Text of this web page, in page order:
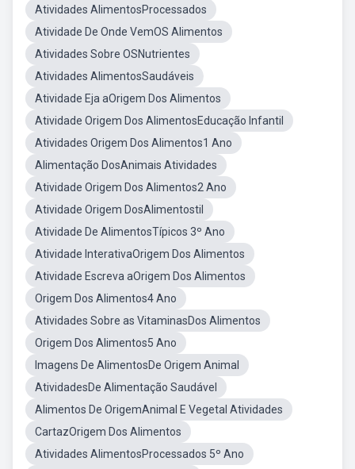
Atividades AlimentosProcessados
Atividade De Onde VemOS Alimentos
Atividades Sobre OSNutrientes
Atividades AlimentosSaudáveis
Atividade Eja aOrigem Dos Alimentos
Atividade Origem Dos AlimentosEducação Infantil
Atividades Origem Dos Alimentos1 Ano
Alimentação DosAnimais Atividades
Atividade Origem Dos Alimentos2 Ano
Atividade Origem DosAlimentostil
Atividade De AlimentosTípicos 3º Ano
Atividade InterativaOrigem Dos Alimentos
Atividade Escreva aOrigem Dos Alimentos
Origem Dos Alimentos4 Ano
Atividades Sobre as VitaminasDos Alimentos
Origem Dos Alimentos5 Ano
Imagens De AlimentosDe Origem Animal
AtividadesDe Alimentação Saudável
Alimentos De OrigemAnimal E Vegetal Atividades
CartazOrigem Dos Alimentos
Atividades AlimentosProcessados 5º Ano